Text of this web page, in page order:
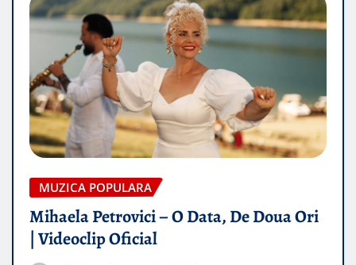
MUZICA POPULARA
Mihaela Petrovici – O Data, De Doua Ori
| Videoclip Oficial